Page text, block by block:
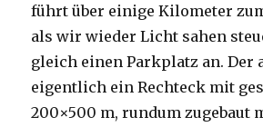
führt über einige Kilometer
als wir wieder Licht sahen
gleich einen Parkplatz an. Der
eigentlich ein Rechteck mit
200×500 m, rundum zugebaut